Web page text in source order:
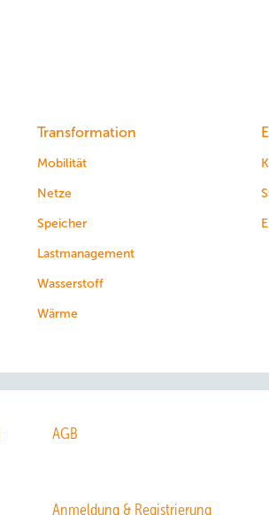
Transformation
Mobilität
Netze
Speicher
Lastmanagement
Wasserstoff
Wärme
AGB
Anmeldung & Registrierung